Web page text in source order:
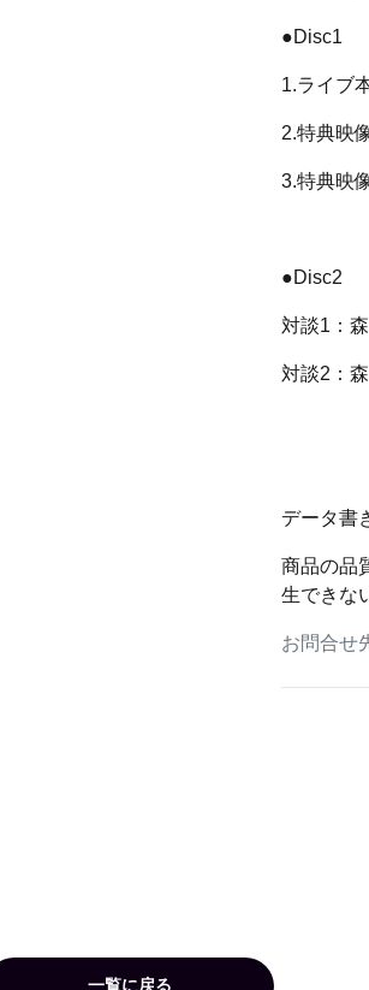
●Disc1
1.ライブ
2.特典映
3.特典映
●Disc2
対談1：
対談2：
データ書
商品の品
生できな
お問合せ
一覧に戻る